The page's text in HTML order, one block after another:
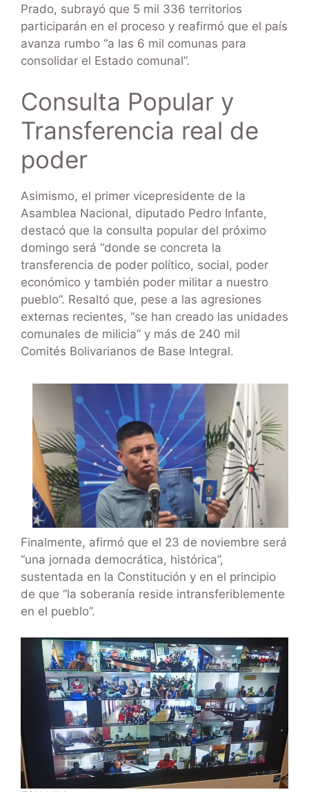
Prado, subrayó que 5 mil 336 territorios
participarán en el proceso y reafirmó que el país
avanza rumbo “a las 6 mil comunas para
consolidar el Estado comunal”.
Consulta Popular y
Transferencia real de
poder
Asimismo, el primer vicepresidente de la
Asamblea Nacional, diputado Pedro Infante,
destacó que la consulta popular del próximo
domingo será “donde se concreta la
transferencia de poder político, social, poder
económico y también poder militar a nuestro
pueblo”. Resaltó que, pese a las agresiones
externas recientes, “se han creado las unidades
comunales de milicia” y más de 240 mil
Comités Bolivarianos de Base Integral.
Finalmente, afirmó que el 23 de noviembre será
“una jornada democrática, histórica”,
sustentada en la Constitución y en el principio
de que “la soberanía reside intransferiblemente
en el pueblo”.